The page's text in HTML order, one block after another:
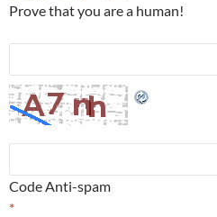
Prove that you are a human!
Code Anti-spam
*